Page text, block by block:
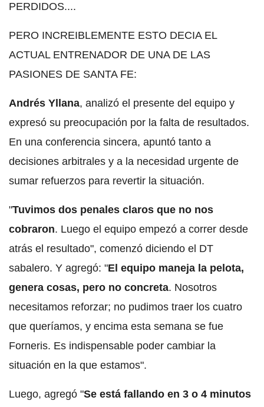
PERDIDOS....
PERO INCREIBLEMENTE ESTO DECIA EL
ACTUAL ENTRENADOR DE UNA DE LAS
PASIONES DE SANTA FE:
Andrés Yllana, analizó el presente del equipo y
expresó su preocupación por la falta de resultados.
En una conferencia sincera, apuntó tanto a
decisiones arbitrales y a la necesidad urgente de
sumar refuerzos para revertir la situación.
"Tuvimos dos penales claros que no nos
cobraron. Luego el equipo empezó a correr desde
atrás el resultado", comenzó diciendo el DT
sabalero. Y agregó: "El equipo maneja la pelota,
genera cosas, pero no concreta. Nosotros
necesitamos reforzar; no pudimos traer los cuatro
que queríamos, y encima esta semana se fue
Forneris. Es indispensable poder cambiar la
situación en la que estamos".
Luego, agregó "Se está fallando en 3 o 4 minutos